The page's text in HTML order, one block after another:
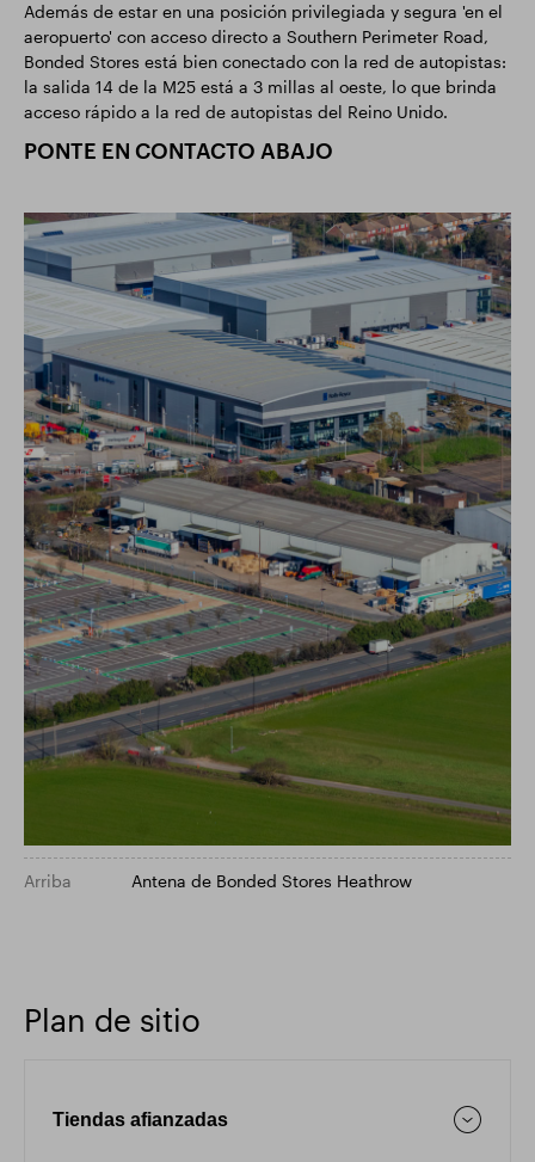
Además de estar en una posición privilegiada y segura 'en el
aeropuerto' con acceso directo a Southern Perimeter Road,
Bonded Stores está bien conectado con la red de autopistas:
la salida 14 de la M25 está a 3 millas al oeste, lo que brinda
acceso rápido a la red de autopistas del Reino Unido.
PONTE EN CONTACTO ABAJO
Arriba Antena de Bonded Stores Heathrow
Plan de sitio
Tiendas afianzadas